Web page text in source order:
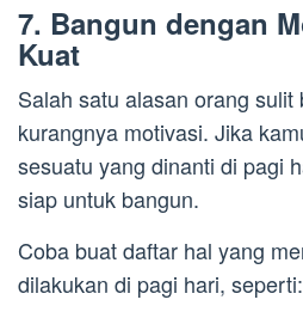
7. Bangun dengan
Kuat
Salah satu alasan orang
kurangnya motivasi. Jika
sesuatu yang dinanti di pagi
siap untuk bangun.
Coba buat daftar hal yang
dilakukan di pagi hari, seperti: